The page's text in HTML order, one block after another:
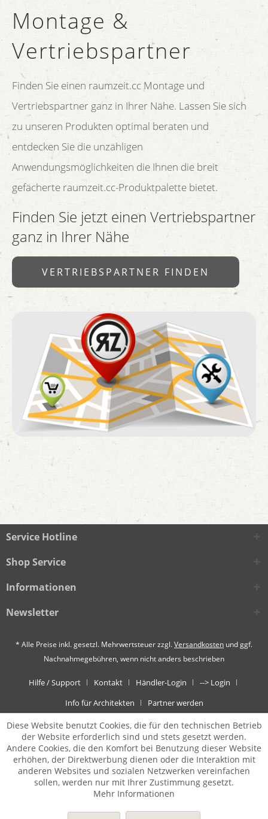
Montage &
Vertriebspartner
Finden Sie einen raumzeit.cc Montage und
Vertriebspartner ganz in Ihrer Nähe. Lassen Sie sich
zu unseren Produkten optimal beraten und
entdecken Sie die unzähligen
Anwendungsmöglichkeiten die Ihnen die breit
gefächerte raumzeit.cc-Produktpalette bietet.
Finden Sie jetzt einen Vertriebspartner
ganz in Ihrer Nähe
VERTRIEBSPARTNER FINDEN
Service Hotline
Shop Service
Informationen
Newsletter
* Alle Preise inkl. gesetzl. Mehrwertsteuer zzgl.Versandkosten und ggf.
Nachnahmegebühren, wenn nicht anders beschrieben
Hilfe / Support Kontakt Händler-Login
--> Login
Info für Architekten
Partner werden
Diese Website benutzt Cookies, die für den technischen Betrieb
der Website erforderlich sind und stets gesetzt werden.
Andere Cookies, die den Komfort bei Benutzung dieser Website
erhöhen, der Direktwerbung dienen oder die Interaktion mit
anderen Websites und sozialen Netzwerken vereinfachen
sollen, werden nur mit Ihrer Zustimmung gesetzt.
Mehr Informationen